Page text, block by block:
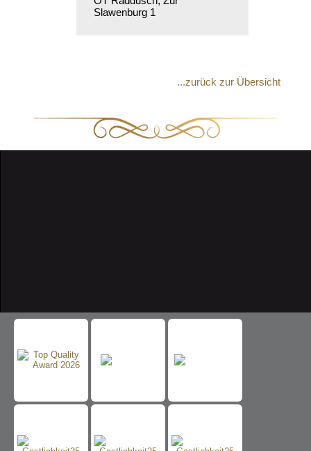
Slawenburg 1
...zurück zur Übersicht